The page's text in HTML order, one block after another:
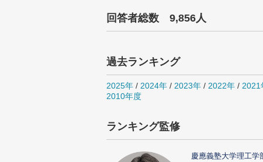
回答者総数 9,856人
過去ランキング
2025年 / 2024年 / 2023年 / 2022年 / 2021
2010年度
ランキング監修
慶應義塾大学理工学